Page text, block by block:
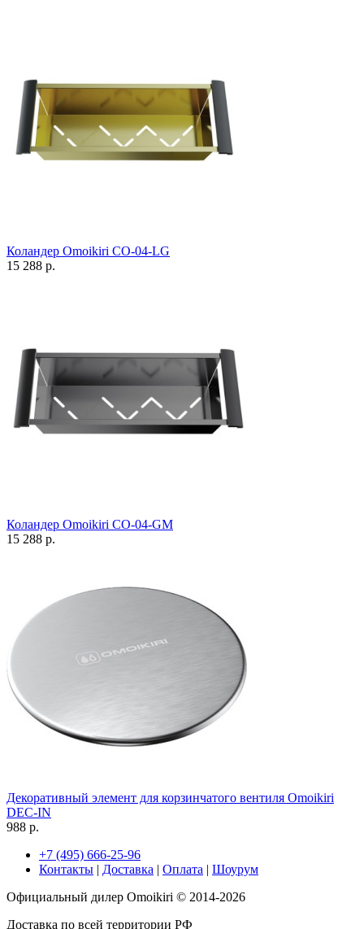
Коландер Omoikiri CO-04-LG
15 288 р.
Коландер Omoikiri CO-04-GM
15 288 р.
Декоративный элемент для корзинчатого вентиля Omoikiri
DEC-IN
988 р.
+7 (495) 666-25-96
Контакты | Доставка | Оплата | Шоурум
Официальный дилер Omoikiri © 2014-2026
Доставка по всей территории РФ